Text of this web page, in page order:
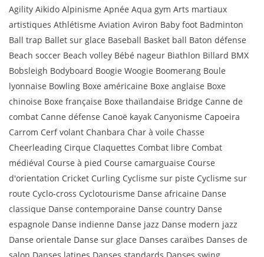
Agility Aikido Alpinisme Apnée Aqua gym Arts martiaux
artistiques Athlétisme Aviation Aviron Baby foot Badminton
Ball trap Ballet sur glace Baseball Basket ball Baton défense
Beach soccer Beach volley Bébé nageur Biathlon Billard BMX
Bobsleigh Bodyboard Boogie Woogie Boomerang Boule
lyonnaise Bowling Boxe américaine Boxe anglaise Boxe
chinoise Boxe française Boxe thaïlandaise Bridge Canne de
combat Canne défense Canoë kayak Canyonisme Capoeira
Carrom Cerf volant Chanbara Char à voile Chasse
Cheerleading Cirque Claquettes Combat libre Combat
médiéval Course à pied Course camarguaise Course
d'orientation Cricket Curling Cyclisme sur piste Cyclisme sur
route Cyclo-cross Cyclotourisme Danse africaine Danse
classique Danse contemporaine Danse country Danse
espagnole Danse indienne Danse jazz Danse modern jazz
Danse orientale Danse sur glace Danses caraïbes Danses de